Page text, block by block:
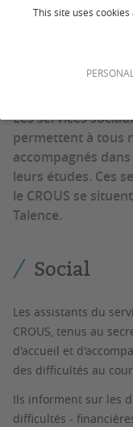
This site uses
Dernière mise à jour :le
Les services
permettent à tous
accompagnés
leurs études. Ces
le CROUS se
Talence.
Social
Les assistants du
CROUS, tenus au
d'accueil et
des difficultés au
Ils informent sur les
difficultés -